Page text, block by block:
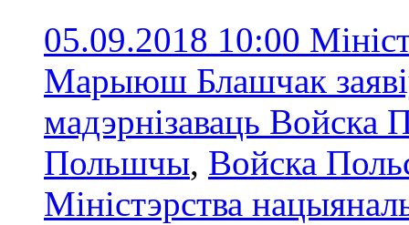
05.09.2018 10:00
Марыюш Блашчак
мадэрнізаваць Войска
Польшчы, Войска
Міністэрства